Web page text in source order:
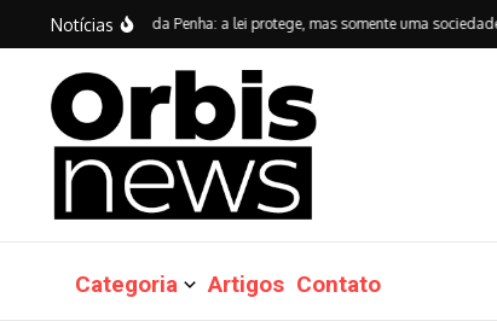
Ir para o conteúdo
Notícias
da Lei Maria da Penha: a lei protege, mas somente uma sociedade
Categoria Artigos Contato